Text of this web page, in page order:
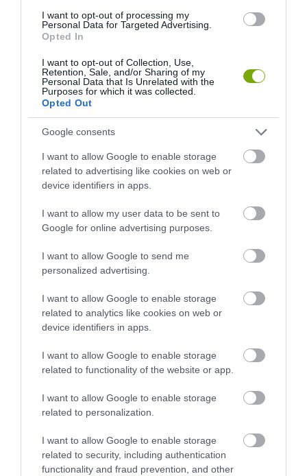
I want to opt-out of processing my
Personal Data for Targeted Advertising.
Opted In
I want to opt-out of Collection, Use,
Retention, Sale, and/or Sharing of my
Personal Data that Is Unrelated with the
Purposes for which it was collected.
Opted Out
Google consents
I want to allow Google to enable storage
related to advertising like cookies on web or
device identifiers in apps.
I want to allow my user data to be sent to
Google for online advertising purposes.
I want to allow Google to send me
personalized advertising.
I want to allow Google to enable storage
related to analytics like cookies on web or
device identifiers in apps.
I want to allow Google to enable storage
related to functionality of the website or app.
I want to allow Google to enable storage
related to personalization.
I want to allow Google to enable storage
related to security, including authentication
functionality and fraud prevention, and other
HŐKUPOLA MAGYARORSZÁG
FELETT: MI EZ A LÁTHATATLAN
ALATTA A TERMÉSZETTEL?
NEM CSAK A RITKASÁGOK
HÉTKÖZNAPI MADARAK ÉS
PILLANGÓK CSENDES
ELTŰNÉSE A NAGYOBB
A TUDÓSOK 262 ÚJ FAJT
NEVEZTEK MEG, ÉS A FÖLD
MEGINT FINOMAN JELEZTE:
ÖTVEN ÉVIG ROSSZ NÉVEN
LAPULT EGY KARDFOGÚ
MACSKA LELETE – AZTÁN